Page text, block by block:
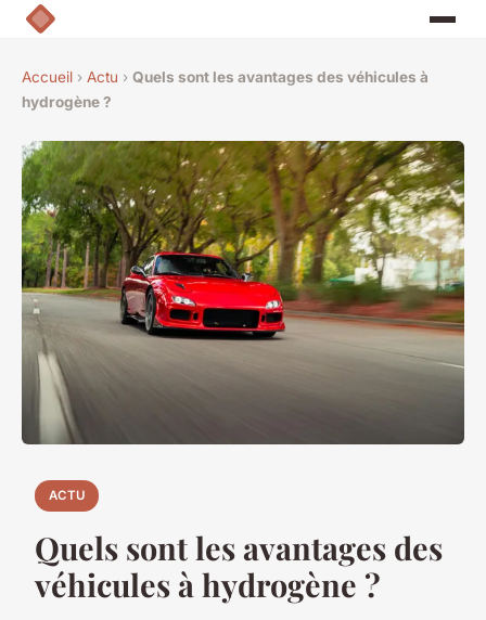
Accueil › Actu › Quels sont les avantages des véhicules à
hydrogène ?
ACTU
Quels sont les avantages des
véhicules à hydrogène ?